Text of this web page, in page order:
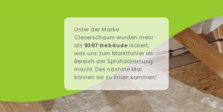
Unter der Marke
Cleverschaum wurden mehr
als 9397 Gebäude isoliert,
was uns zum Marktführer im
Bereich der Sprühdämmung
macht. Das nächste Mal
können wir zu Ihnen kommen!